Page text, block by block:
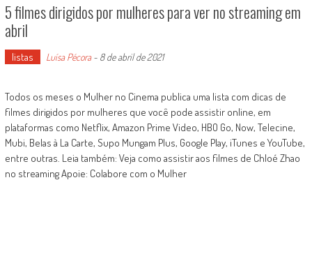
5 filmes dirigidos por mulheres para ver no streaming em
abril
listas Luísa Pécora- 8 de abril de 2021
Todos os meses o Mulher no Cinema publica uma lista com dicas de
filmes dirigidos por mulheres que você pode assistir online, em
plataformas como Netflix, Amazon Prime Video, HBO Go, Now, Telecine,
Mubi, Belas à La Carte, Supo Mungam Plus, Google Play, iTunes e YouTube,
entre outras. Leia também: Veja como assistir aos filmes de Chloé Zhao
no streaming Apoie: Colabore com o Mulher